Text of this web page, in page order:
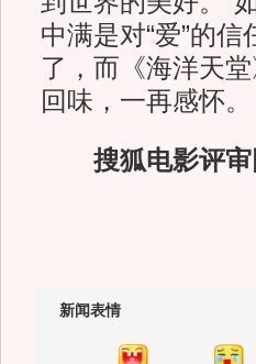
中满是对“爱”的
了，而《海洋天
回味，一再感怀。
搜狐电影评
新闻表情